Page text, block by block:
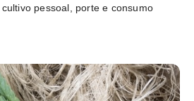
pessoal, porte e consumo